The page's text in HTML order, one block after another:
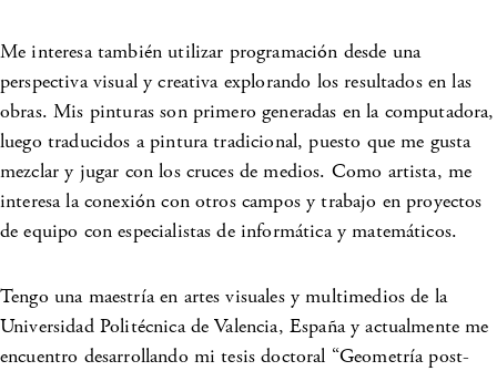
Me interesa también utilizar programación desde una
perspectiva visual y creativa explorando los resultados en las
obras. Mis pinturas son primero generadas en la computadora,
luego traducidos a pintura tradicional, puesto que me gusta
mezclar y jugar con los cruces de medios. Como artista, me
interesa la conexión con otros campos y trabajo en proyectos
de equipo con especialistas de informática y matemáticos.
Tengo una maestría en artes visuales y multimedios de la
Universidad Politécnica de Valencia, España y actualmente me
encuentro desarrollando mi tesis doctoral “Geometría post-